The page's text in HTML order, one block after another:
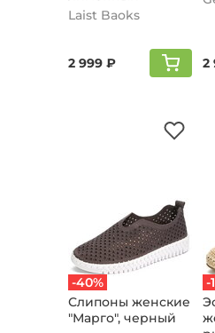
Laist Baoks
2 999 ₽ 2
-40%
Слипоны женские
"Марго", черный
-